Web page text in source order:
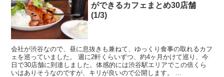
ができるカフェまとめ30店舗
(1/3)
会社が渋谷なので、昼に息抜きも兼ねて、ゆっくり食事の取れるカフ
ェを巡っていました。 週に2軒くらいずつ、約4ヶ月かけて巡り、今
日で30店舗に到達しました。体感的には渋谷駅エリアでこの倍くら
いはありそうなのですが、キリが良いので公開します。 ...